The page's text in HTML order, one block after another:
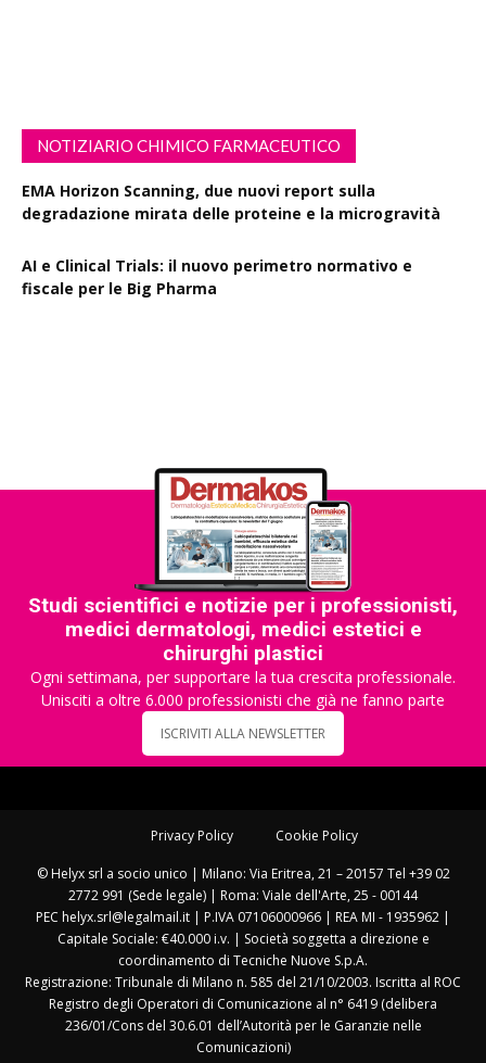
NOTIZIARIO CHIMICO FARMACEUTICO
EMA Horizon Scanning, due nuovi report sulla
degradazione mirata delle proteine e la microgravità
AI e Clinical Trials: il nuovo perimetro normativo e
fiscale per le Big Pharma
Studi scientifici e notizie per i professionisti,
medici dermatologi, medici estetici e
chirurghi plastici
Ogni settimana, per supportare la tua crescita professionale.
Unisciti a oltre 6.000 professionisti che già ne fanno parte
ISCRIVITI ALLA NEWSLETTER
Privacy Policy Cookie Policy
© Helyx srl a socio unico | Milano: Via Eritrea, 21 – 20157 Tel +39 02
2772 991 (Sede legale) | Roma: Viale dell'Arte, 25 - 00144
PEC helyx.srl@legalmail.it | P.IVA 07106000966 | REA MI - 1935962 |
Capitale Sociale: €40.000 i.v. | Società soggetta a direzione e
coordinamento di Tecniche Nuove S.p.A.
Registrazione: Tribunale di Milano n. 585 del 21/10/2003. Iscritta al ROC
Registro degli Operatori di Comunicazione al n° 6419 (delibera
236/01/Cons del 30.6.01 dell’Autorità per le Garanzie nelle
Comunicazioni)